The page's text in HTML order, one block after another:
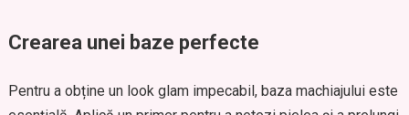
Crearea unei baze perfecte
Pentru a obține un look glam impecabil, baza machiajului este